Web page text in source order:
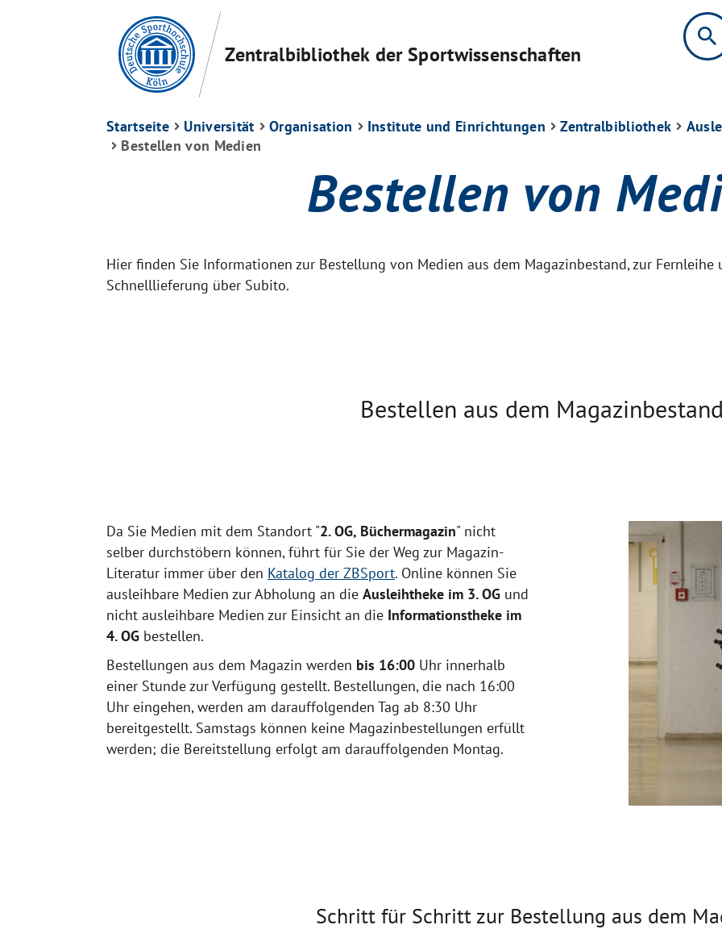
Zentralbibliothek der Sportwissenschaften
search
Startseite Universität Organisation Institute und Einrichtungen Zentralbibliothek
Bestellen von Medien
Bestellen von
Hier finden Sie Informationen zur Bestellung von Medien aus dem Magazinbestand, zur
Schnelllieferung über Subito.
Bestellen aus dem
Da Sie Medien mit dem Standort "2. OG, Büchermagazin" nicht
selber durchstöbern können, führt für Sie der Weg zur Magazin-
Literatur immer über den Katalog der ZBSport. Online können Sie
ausleihbare Medien zur Abholung an die Ausleihtheke im 3. OG und
nicht ausleihbare Medien zur Einsicht an die Informationstheke im
4. OG bestellen.
Bestellungen aus dem Magazin werden bis 16:00 Uhr innerhalb
einer Stunde zur Verfügung gestellt. Bestellungen, die nach 16:00
Uhr eingehen, werden am darauffolgenden Tag ab 8:30 Uhr
bereitgestellt. Samstags können keine Magazinbestellungen erfüllt
werden; die Bereitstellung erfolgt am darauffolgenden Montag.
Schritt für Schritt zur Bestellung aus dem